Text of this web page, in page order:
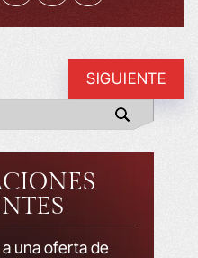
SIGUIENTE
una oferta de